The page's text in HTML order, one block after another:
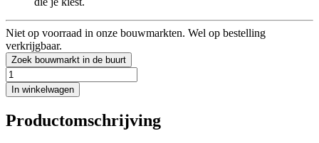
Niet op voorraad in onze bouwmarkten. Wel op bestelling
verkrijgbaar.
Zoek bouwmarkt in de buurt
In winkelwagen
Productomschrijving